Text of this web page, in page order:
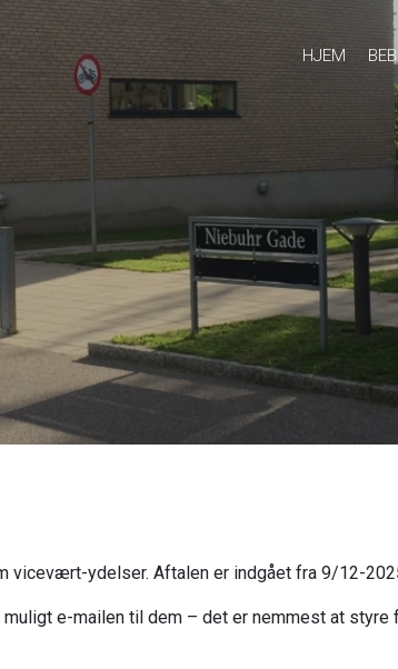
HJEM
vicevært-ydelser. Aftalen er indgået fra 9/12-
e-mailen til dem – det er nemmest at